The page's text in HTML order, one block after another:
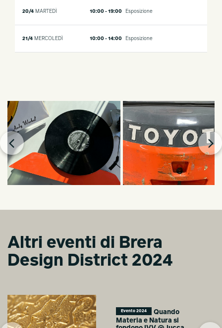
20/4 MARTEDÌ 10:00 - 19:00 Esposizione
21/4 MERCOLEDÌ 10:00 - 14:00 Esposizione
Altri eventi di Brera
Design District 2024
Evento 2024
Quando
Materia e Natura si